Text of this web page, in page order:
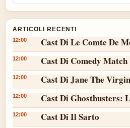
ARTICOLI RECENTI
12:00 Cast Di Le Comte De
12:00 Cast Di Comedy Match
12:00 Cast Di Jane The Virgin
12:00 Cast Di Ghostbusters:
12:00 Cast Di Il Sarto